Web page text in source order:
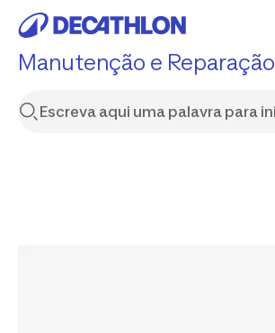
Manutenção e Reparação